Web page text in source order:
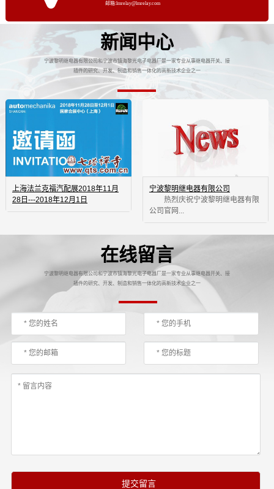
邮箱:lmrelay@lmrelay.com
新闻中心
宁波黎明继电器有限公司和宁波市镇海黎光电子电器厂是一家专业从事继电器开关、接
插件的研究、开发、制造和销售一体化的高新技术企业之一
上海法兰克福汽配展2018年11月
28日---2018年12月1日
宁波黎明继电器有限公司
热烈庆祝宁波黎明继电器有限
公司官网...
在线留言
宁波黎明继电器有限公司和宁波市镇海黎光电子电器厂是一家专业从事继电器开关、接
插件的研究、开发、制造和销售一体化的高新技术企业之一